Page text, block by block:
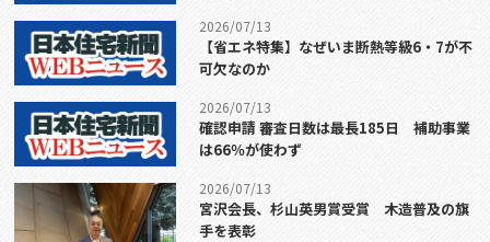
2026/07/13
【省エネ特集】なぜいま断熱等級6・7が不
可欠なのか
2026/07/13
確認申請 審査日数は最長185日 補助事業
は66％が使わず
2026/07/13
宮沢会長、杉山英男賞受賞 木造普及の旗
手を表彰